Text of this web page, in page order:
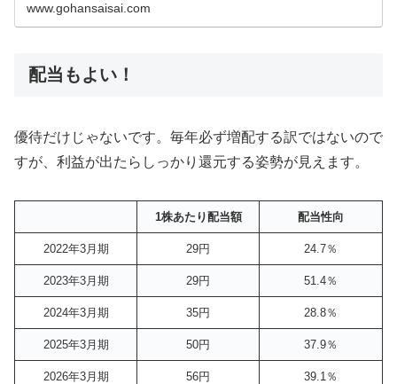
www.gohansaisai.com
配当もよい！
優待だけじゃないです。毎年必ず増配する訳ではないので
すが、利益が出たらしっかり還元する姿勢が見えます。
1株あたり配当額 配当性向
2022年3月期 29円 24.7％
2023年3月期 29円 51.4％
2024年3月期 35円 28.8％
2025年3月期 50円 37.9％
2026年3月期 56円 39.1％